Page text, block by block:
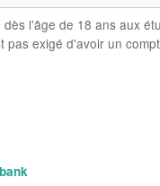
dès l'âge de 18 ans aux
pas exigé d'avoir un